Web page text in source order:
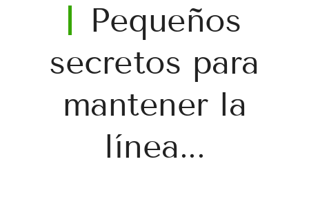
Pequeños
secretos para
mantener la
línea...